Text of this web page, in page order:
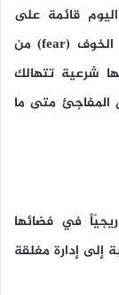
قائمة على
الخوف (fear)
من
شرعية تتهالك
المفاجئ متى ما
في فضائها
إلى إدارة مغلقة